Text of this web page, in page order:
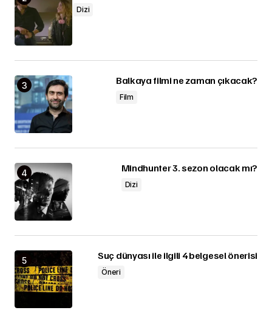
Dizi
Balkaya filmi ne zaman çıkacak?
Film
Mindhunter 3. sezon olacak mı?
Dizi
Suç dünyası ile ilgili 4 belgesel önerisi
Öneri